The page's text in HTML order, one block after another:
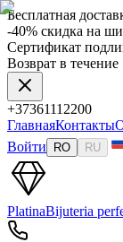
Бесплатная
-40% скидка на
Сертификат
Возврат в
+37361112200
ГлавнаяКонтакты
Войти
RO RU
PlatinaBijuteria